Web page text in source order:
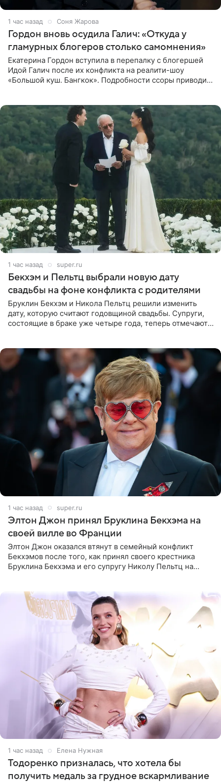
1 час назад Соня Жарова
Гордон вновь осудила Галич: «Откуда у
гламурных блогеров столько самомнения»
Екатерина Гордон вступила в перепалку с блогершей
Идой Галич после их конфликта на реалити-шоу
«Большой куш. Бангкок». Подробности ссоры приводит
1 час назад super.ru
Бекхэм и Пельтц выбрали новую дату
свадьбы на фоне конфликта с родителями
Бруклин Бекхэм и Никола Пельтц решили изменить
дату, которую считают годовщиной свадьбы. Супруги,
состоящие в браке уже четыре года, теперь отмечают
1 час назад super.ru
Элтон Джон принял Бруклина Бекхэма на
своей вилле во Франции
Элтон Джон оказался втянут в семейный конфликт
Бекхэмов после того, как принял своего крестника
Бруклина Бекхэма и его супругу Николу Пельтц на
1 час назад Елена Нужная
Тодоренко призналась, что хотела бы
получить медаль за грудное вскармливание